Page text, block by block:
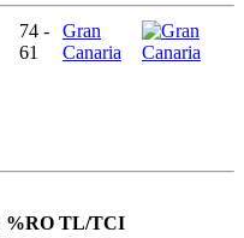
74 -
61
Gran
Canaria
%RO TL/TCI